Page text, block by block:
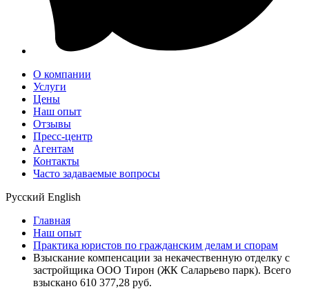
О компании
Услуги
Цены
Наш опыт
Отзывы
Пресс-центр
Агентам
Контакты
Часто задаваемые вопросы
Русский English
Главная
Наш опыт
Практика юристов по гражданским делам и спорам
Взыскание компенсации за некачественную отделку с
застройщика ООО Тирон (ЖК Саларьево парк). Всего
взыскано 610 377,28 руб.